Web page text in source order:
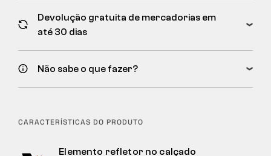
Devolução gratuita de mercadorias em
até 30 dias
Não sabe o que fazer?
CARACTERÍSTICAS DO PRODUTO
Elemento refletor no calçado